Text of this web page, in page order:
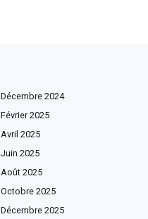
Décembre 2024
Février 2025
Avril 2025
Juin 2025
Août 2025
Octobre 2025
Décembre 2025